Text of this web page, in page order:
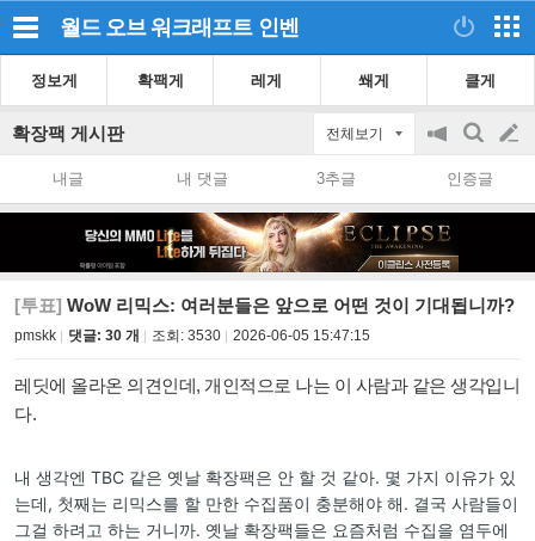
월드 오브 워크래프트 인벤
정보게 확팩게 레게 쐐게 클게
확장팩 게시판 전체보기
공
on/off
검
색
글
쓰
내글 내 댓글 3추글 인증글
[투표] WoW 리믹스: 여러분들은 앞으로 어떤 것이 기대됩니까?
pmskk 댓글: 30 개 조회: 3530 2026-06-05 15:47:15
레딧에 올라온 의견인데, 개인적으로 나는 이 사람과 같은 생각입니
다.
내 생각엔 TBC 같은 옛날 확장팩은 안 할 것 같아. 몇 가지 이유가 있
는데, 첫째는 리믹스를 할 만한 수집품이 충분해야 해. 결국 사람들이
그걸 하려고 하는 거니까. 옛날 확장팩들은 요즘처럼 수집을 염두에